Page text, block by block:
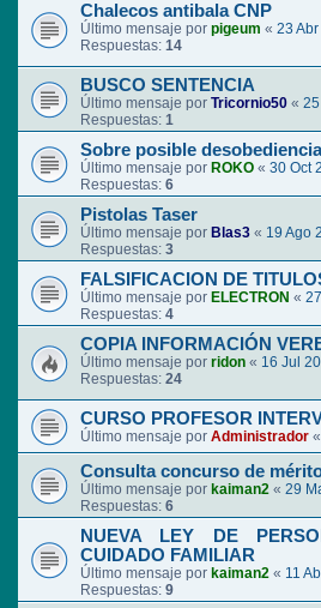
Chalecos antibala CNP
Último mensaje por pigeum « 23
Respuestas: 14
BUSCO SENTENCIA
Último mensaje por Tricornio50 «
Respuestas: 1
Sobre posible
Último mensaje por ROKO « 30 Oct
Respuestas: 6
Pistolas Taser
Último mensaje por Blas3 « 19 Ago
Respuestas: 3
FALSIFICACION DE
Último mensaje por ELECTRON «
Respuestas: 4
COPIA INFORMACIÓN
Último mensaje por ridon « 16 Jul
Respuestas: 24
CURSO PROFESOR
Último mensaje por Administrador «
Consulta concurso de
Último mensaje por kaiman2 « 29
Respuestas: 6
NUEVA LEY DE
CUIDADO FAMILIAR
Último mensaje por kaiman2 « 11
Respuestas: 9